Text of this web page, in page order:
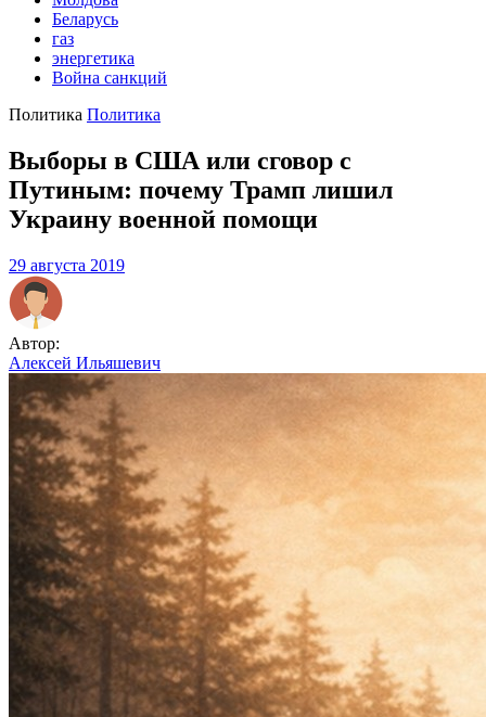
Беларусь
газ
энергетика
Война санкций
Политика Политика
Выборы в США или сговор с
Путиным: почему Трамп лишил
Украину военной помощи
29 августа 2019
Автор:
Алексей Ильяшевич